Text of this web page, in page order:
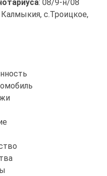
: 08/9-н/08
с.Троицкое,